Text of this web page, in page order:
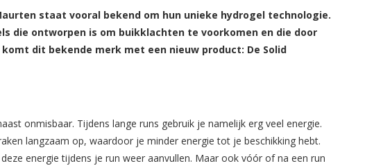
staat vooral bekend om hun unieke hydrogel technologie.
die ontworpen is om buikklachten te voorkomen en die door
dit bekende merk met een nieuw product: De Solid
onmisbaar. Tijdens lange runs gebruik je namelijk erg veel energie.
langzaam op, waardoor je minder energie tot je beschikking hebt.
energie tijdens je run weer aanvullen. Maar ook vóór of na een run